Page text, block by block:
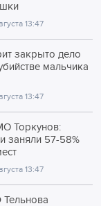
13:47
закрыто дело
мальчика
13:47
Торкунов:
заняли 57-58%
13:47